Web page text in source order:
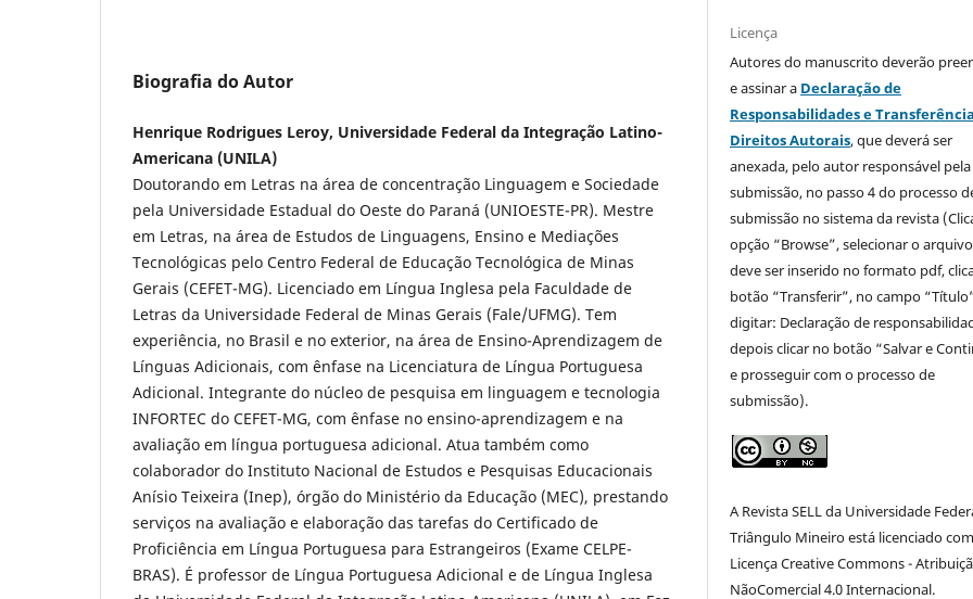
Biografia do Autor
Henrique Rodrigues Leroy, Universidade Federal da Integração Latino-
Americana (UNILA)
Doutorando em Letras na área de concentração Linguagem e Sociedade
pela Universidade Estadual do Oeste do Paraná (UNIOESTE-PR). Mestre
em Letras, na área de Estudos de Linguagens, Ensino e Mediações
Tecnológicas pelo Centro Federal de Educação Tecnológica de Minas
Gerais (CEFET-MG). Licenciado em Língua Inglesa pela Faculdade de
Letras da Universidade Federal de Minas Gerais (Fale/UFMG). Tem
experiência, no Brasil e no exterior, na área de Ensino-Aprendizagem de
Línguas Adicionais, com ênfase na Licenciatura de Língua Portuguesa
Adicional. Integrante do núcleo de pesquisa em linguagem e tecnologia
INFORTEC do CEFET-MG, com ênfase no ensino-aprendizagem e na
avaliação em língua portuguesa adicional. Atua também como
colaborador do Instituto Nacional de Estudos e Pesquisas Educacionais
Anísio Teixeira (Inep), órgão do Ministério da Educação (MEC), prestando
serviços na avaliação e elaboração das tarefas do Certificado de
Proficiência em Língua Portuguesa para Estrangeiros (Exame CELPE-
BRAS). É professor de Língua Portuguesa Adicional e de Língua Inglesa
Licença
Autores do manuscrito deverão
e assinar a Declaração de
Responsabilidades e
Direitos Autorais, que deverá ser
anexada, pelo autor responsável pela
submissão, no passo 4 do processo
submissão no sistema da revista
opção “Browse”, selecionar o
deve ser inserido no formato pdf,
botão “Transferir”, no campo
digitar: Declaração de
depois clicar no botão “Salvar e
e prosseguir com o processo de
submissão).
A Revista SELL da Universidade
Triângulo Mineiro está licenciado
Licença Creative Commons -
NãoComercial 4.0 Internacional.